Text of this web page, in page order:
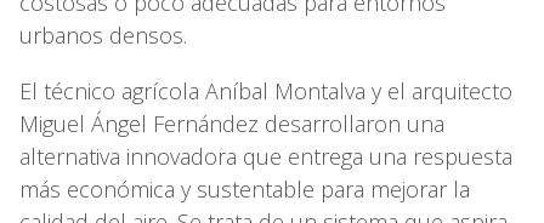
urbanos densos.
El técnico agrícola Aníbal Montalva y el arquitecto
Miguel Ángel Fernández desarrollaron una
alternativa innovadora que entrega una respuesta
más económica y sustentable para mejorar la